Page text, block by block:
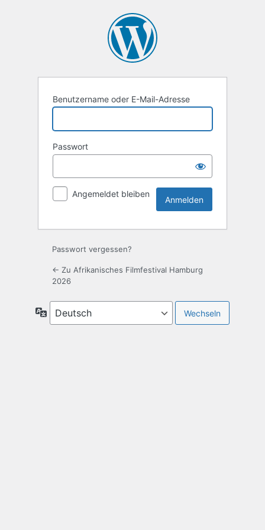
Benutzername oder E-Mail-Adresse
Passwort
Angemeldet bleiben
Passwort vergessen?
← Zu Afrikanisches Filmfestival Hamburg
2026
Sprache